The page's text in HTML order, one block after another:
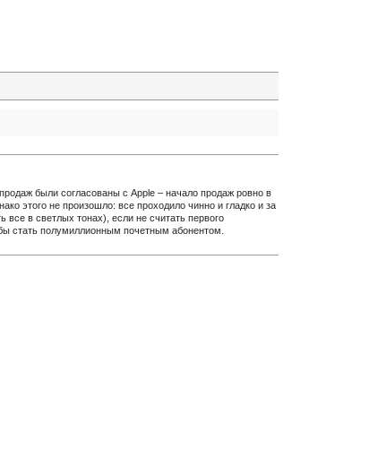
были согласованы с Apple – начало продаж ровно в
этого не произошло: все проходило чинно и гладко и за
в светлых тонах), если не считать первого
стать полумиллионным почетным абонентом.